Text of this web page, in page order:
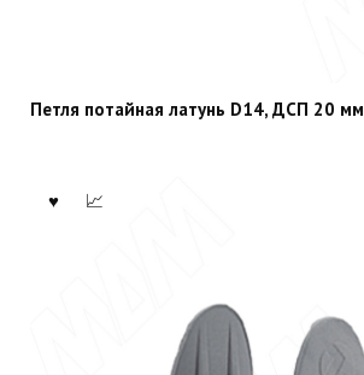
Петля потайная латунь D14, ДСП 20 мм